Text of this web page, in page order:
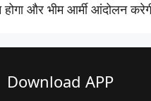
और भीम आर्मी आंदोलन
Download APP